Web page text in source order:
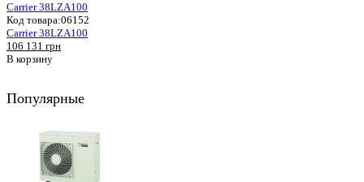
Carrier 38LZA100
Код товара:06152
Carrier 38LZA100
106 131 грн
В корзину
Популярные